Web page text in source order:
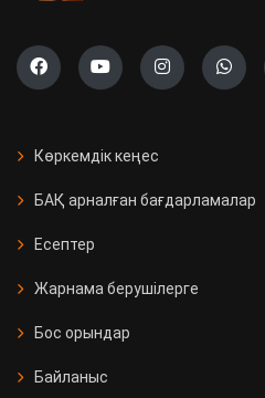
Көркемдік кеңес
БАҚ арналған бағдарламалар
Есептер
Жарнама берушілерге
Бос орындар
Байланыс